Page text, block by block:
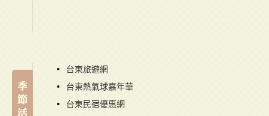
台東旅遊網
台東熱氣球嘉年華
台東民宿優惠網